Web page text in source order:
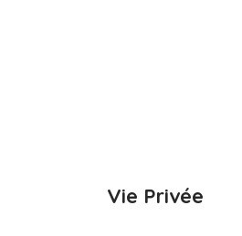
Vie Privée